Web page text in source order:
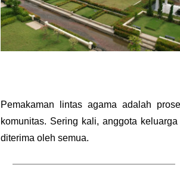
Pemakaman lintas agama adalah
komunitas. Sering kali, anggota
diterima oleh semua.